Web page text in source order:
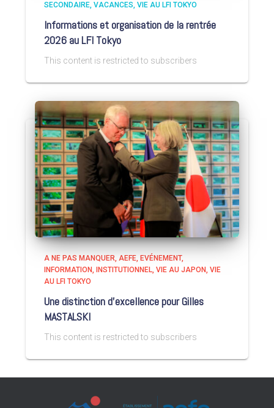
SECONDAIRE VACANCES VIE AU LFI TOKYO
Informations et organisation de la rentrée
2026 au LFI Tokyo
This content is restricted to subscribers
A NE PAS MANQUER AEFE EVÉNEMENT
INFORMATION
INSTITUTIONNEL VIE AU JAPON VIE
AU LFI TOKYO
Une distinction d’excellence pour Gilles
MASTALSKI
This content is restricted to subscribers